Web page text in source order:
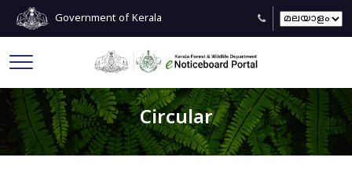
Government of Kerala
Circular